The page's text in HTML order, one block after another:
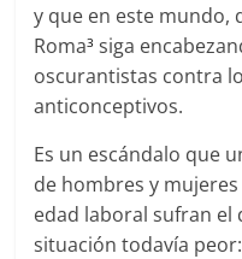
y que en este mundo,
Roma3 siga
oscurantistas contra
anticonceptivos.
Es un escándalo que
de hombres y
edad laboral sufran el
situación todavía